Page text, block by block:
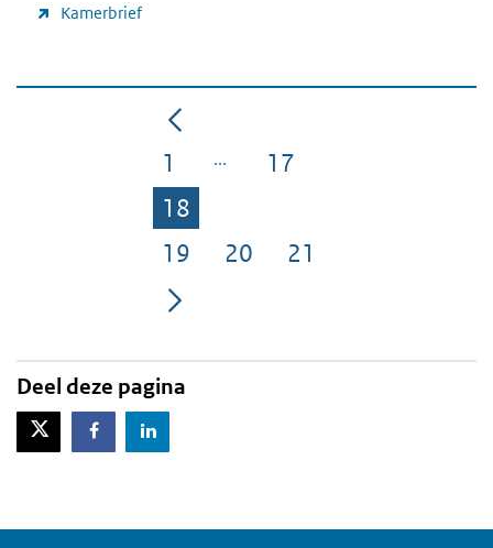
Kamerbrief
Pagina
1 Pagina
17
Pagina
18
Pagina
19 Pagina
20 Pagina
21
Deel deze pagina
X-TwitterFacebookLinkedIn